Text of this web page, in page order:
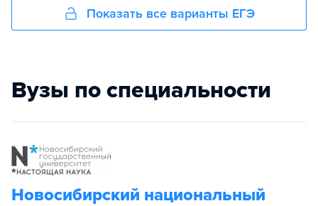
Показать все варианты ЕГЭ
Вузы по специальности
Новосибирский национальный